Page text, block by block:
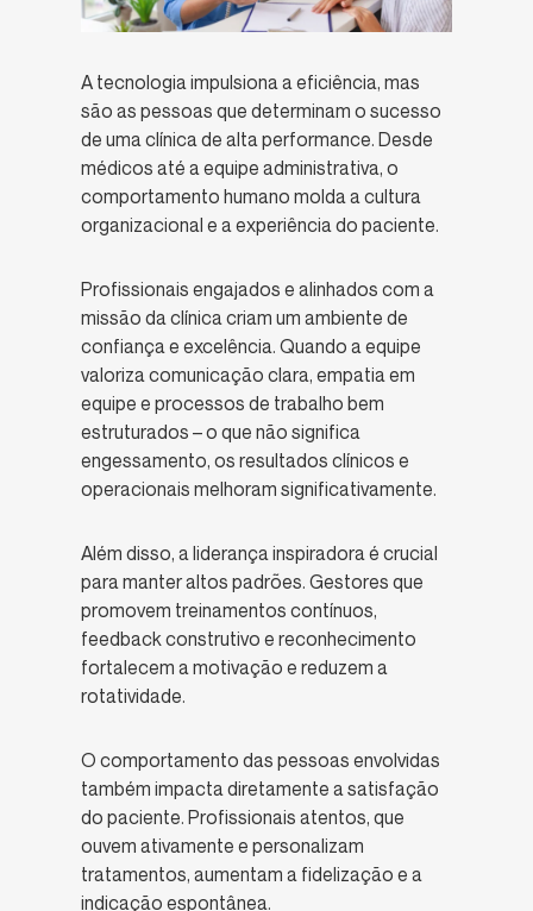
A tecnologia impulsiona a eficiência, mas
são as pessoas que determinam o sucesso
de uma clínica de alta performance. Desde
médicos até a equipe administrativa, o
comportamento humano molda a cultura
organizacional e a experiência do paciente.
Profissionais engajados e alinhados com a
missão da clínica criam um ambiente de
confiança e excelência. Quando a equipe
valoriza comunicação clara, empatia em
equipe e processos de trabalho bem
estruturados – o que não significa
engessamento, os resultados clínicos e
operacionais melhoram significativamente.
Além disso, a liderança inspiradora é crucial
para manter altos padrões. Gestores que
promovem treinamentos contínuos,
feedback construtivo e reconhecimento
fortalecem a motivação e reduzem a
rotatividade.
O comportamento das pessoas envolvidas
também impacta diretamente a satisfação
do paciente. Profissionais atentos, que
ouvem ativamente e personalizam
tratamentos, aumentam a fidelização e a
indicação espontânea.